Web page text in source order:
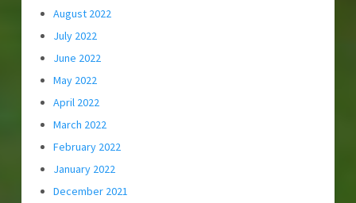
August 2022
July 2022
June 2022
May 2022
April 2022
March 2022
February 2022
January 2022
December 2021